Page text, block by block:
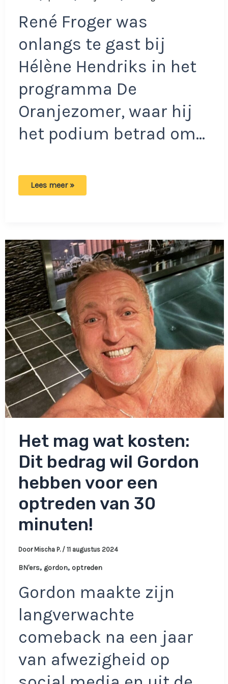
René Froger was
onlangs te gast bij
Hélène Hendriks in het
programma De
Oranjezomer, waar hij
het podium betrad om…
Felle
voor
paal
staat:
‘Leek
wel
een
vervormde
kikker’
Lees meer »
Het mag wat kosten:
Dit bedrag wil Gordon
hebben voor een
optreden van 30
minuten!
Door Mischa P. / 11 augustus 2024
BN'ers, gordon, optreden
Gordon maakte zijn
langverwachte
comeback na een jaar
van afwezigheid op